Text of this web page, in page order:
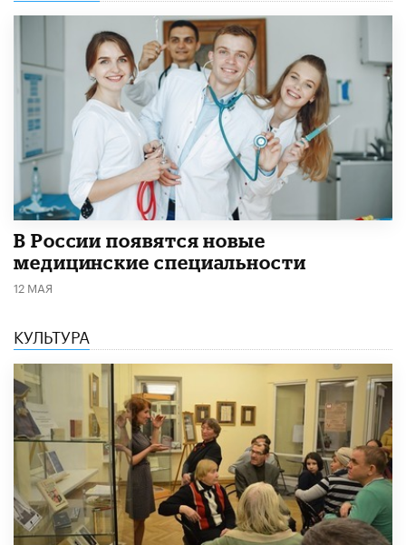
В России появятся новые
медицинские специальности
12 МАЯ
КУЛЬТУРА